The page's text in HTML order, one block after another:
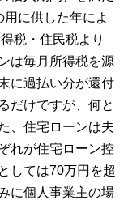
に供した年によ
税・住民税より
は毎月所得税を源
に過払い分が還付
だけですが、何と
、住宅ローンは夫
れが住宅ローン控
しては70万円を超
に個人事業主の場